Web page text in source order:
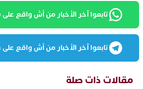
تابعوا آخر الأخبار من أش واقع على WhatsApp
تابعوا آخر الأخبار من أش واقع على Telegram
مقالات ذات صلة